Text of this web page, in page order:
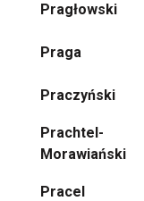
Pragłowski
Praga
Praczyński
Prachtel-
Morawiański
Pracel